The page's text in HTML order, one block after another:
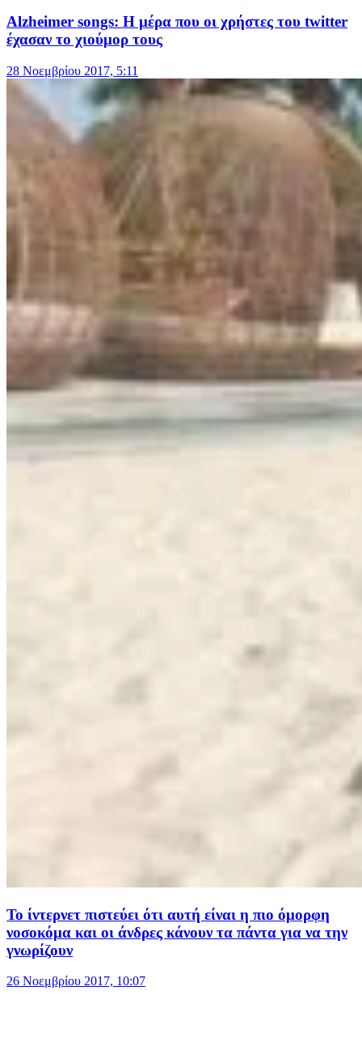
Alzheimer songs: Η μέρα που οι χρήστες του twitter
έχασαν το χιούμορ τους
28 Νοεμβρίου 2017, 5:11
Το ίντερνετ πιστεύει ότι αυτή είναι η πιο όμορφη
νοσοκόμα και οι άνδρες κάνουν τα πάντα για να την
γνωρίζουν
26 Νοεμβρίου 2017, 10:07